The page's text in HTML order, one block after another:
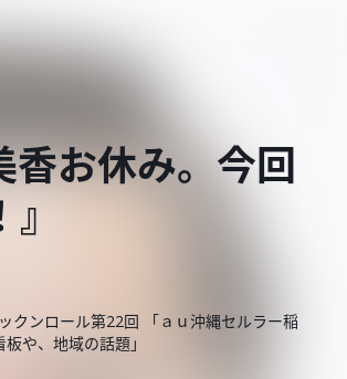
香お休み。今回
クンロール第22回 「ａｕ沖縄セルラー稲
や、地域の話題」